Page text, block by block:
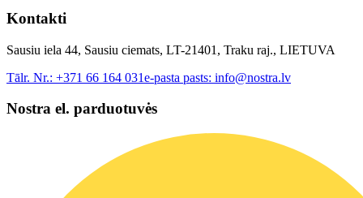
Kontakti
Sausiu iela 44, Sausiu ciemats, LT-21401, Traku raj., LIETUVA
Tālr. Nr.: +371 66 164 031e-pasta pasts: info@nostra.lv
Nostra el. parduotuvės